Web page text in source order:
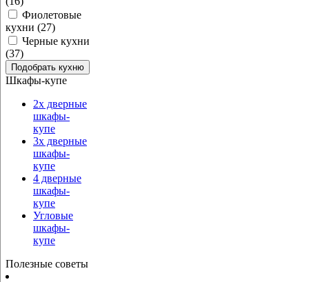
Фиолетовые
кухни (27)
Черные кухни
(37)
Шкафы-купе
2х дверные
шкафы-
купе
3х дверные
шкафы-
купе
4 дверные
шкафы-
купе
Угловые
шкафы-
купе
Полезные советы